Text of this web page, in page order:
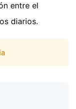
entre el
diarios.